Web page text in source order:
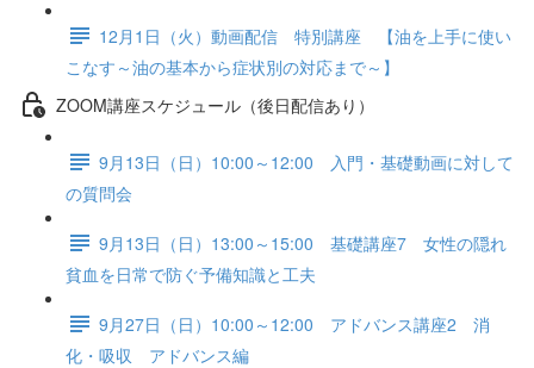
12月1日（火）動画配信 特別講座 【油を上手に使い
こなす～油の基本から症状別の対応まで～】
ZOOM講座スケジュール（後日配信あり）
9月13日（日）10:00～12:00 入門・基礎動画に対して
の質問会
9月13日（日）13:00～15:00 基礎講座7 女性の隠れ
貧血を日常で防ぐ予備知識と工夫
9月27日（日）10:00～12:00 アドバンス講座2 消
化・吸収 アドバンス編